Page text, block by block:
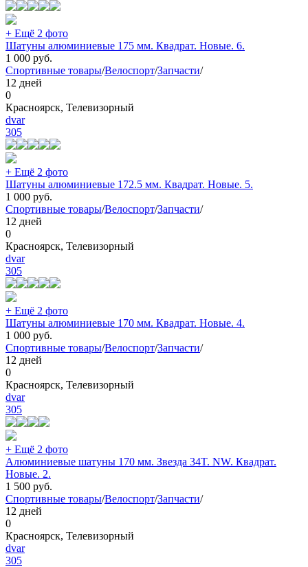
+ Ещё 2 фото
Шатуны алюминиевые 175 мм. Квадрат. Новые. 6.
1 000 руб.
Спортивные товары/Велоспорт/Запчасти/
12 дней
0
Красноярск, Телевизорный
dvar
305
+ Ещё 2 фото
Шатуны алюминиевые 172.5 мм. Квадрат. Новые. 5.
1 000 руб.
Спортивные товары/Велоспорт/Запчасти/
12 дней
0
Красноярск, Телевизорный
dvar
305
+ Ещё 2 фото
Шатуны алюминиевые 170 мм. Квадрат. Новые. 4.
1 000 руб.
Спортивные товары/Велоспорт/Запчасти/
12 дней
0
Красноярск, Телевизорный
dvar
305
+ Ещё 2 фото
Алюминиевые шатуны 170 мм. Звезда 34T. NW. Квадрат.
Новые. 2.
1 500 руб.
Спортивные товары/Велоспорт/Запчасти/
12 дней
0
Красноярск, Телевизорный
dvar
305